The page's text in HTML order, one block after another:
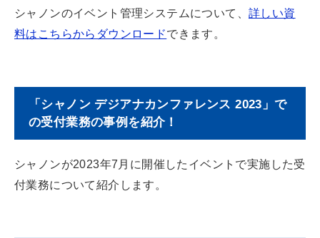
シャノンのイベント管理システムについて、 詳しい資
料はこちらからダウンロードできます。
「シャノン デジアナカンファレンス 2023」で
の受付業務の事例を紹介！
シャノンが2023年7月に開催したイベントで実施した受
付業務について紹介します。